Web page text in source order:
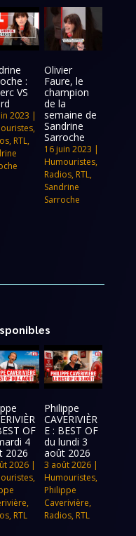
:
VS
2023 |
,
, RTL,
Olivier
Faure, le
champion
de la
semaine de
Sandrine
Sarroche
16 juin 2023 |
Humouristes,
Radios, RTL,
Sandrine
Sarroche
OF
4
2026
2026|
,
,
, RTL
Philippe
CAVERIVIÈR
E : BEST OF
du lundi 3
août 2026
3 août 2026 |
Humouristes,
Philippe
Caverivière,
Radios, RTL